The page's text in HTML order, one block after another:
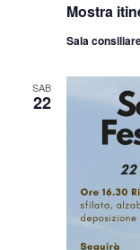
Mostra
Sala
SAB
22